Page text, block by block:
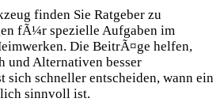
finden Sie Ratgeber zu
fÃ¼r spezielle Aufgaben im
Die BeitrÃ¤ge helfen,
und Alternativen besser
sich schneller entscheiden, wann ein
sinnvoll ist.